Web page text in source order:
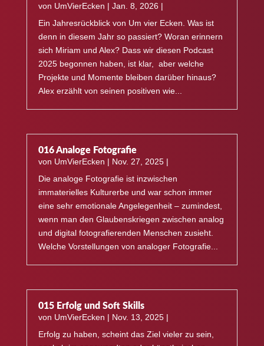
von UmVierEcken | Jan. 8, 2026|
Ein Jahresrückblick von Um vier Ecken. Was ist
denn in diesem Jahr so passiert? Woran erinnern
sich Miriam und Alex? Dass wir diesen Podcast
2025 begonnen haben, ist klar, aber welche
Projekte und Momente bleiben darüber hinaus?
Alex erzählt von seinen positiven wie...
016 Analoge Fotografie
von UmVierEcken | Nov. 27, 2025|
Die analoge Fotografie ist inzwischen
immaterielles Kulturerbe und war schon immer
eine sehr emotionale Angelegenheit – zumindest,
wenn man den Glaubenskriegen zwischen analog
und digital fotografierenden Menschen zusieht.
Welche Vorstellungen von analoger Fotografie...
015 Erfolg und Soft Skills
von UmVierEcken | Nov. 13, 2025|
Erfolg zu haben, scheint das Ziel vieler zu sein,